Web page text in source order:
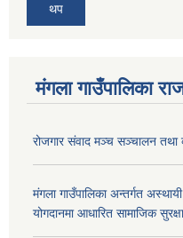
थप
मंगला गाउँपालिका
रोजगार संवाद मञ्च सञ्चालन तथा
मंगला गाउँपालिका अन्तर्गत
योगदानमा आधारित सामाजिक